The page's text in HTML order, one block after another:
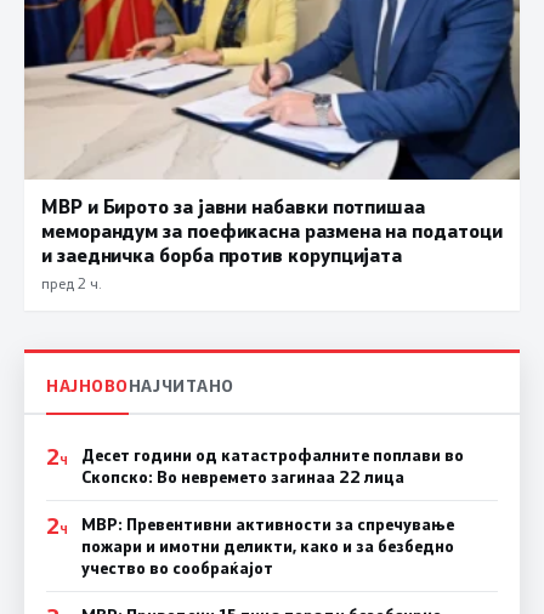
МВР и Бирото за јавни набавки потпишаа
меморандум за поефикасна размена на податоци
и заедничка борба против корупцијата
пред 2 ч.
НАЈНОВОНАЈЧИТАНО
2Ч
Десет години од катастрофалните поплави во
Скопско: Во невремето загинаа 22 лица
2Ч
МВР: Превентивни активности за спречување
пожари и имотни деликти, како и за безбедно
учество во сообраќајот